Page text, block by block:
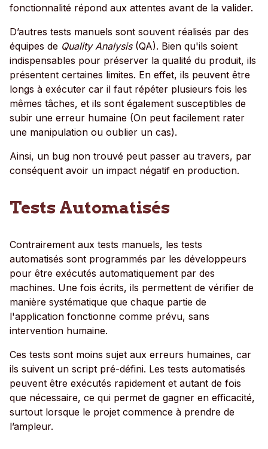
fonctionnalité répond aux attentes avant de la valider.
D’autres tests manuels sont souvent réalisés par des
équipes de Quality Analysis(QA). Bien qu'ils soient
indispensables pour préserver la qualité du produit, ils
présentent certaines limites. En effet, ils peuvent être
longs à exécuter car il faut répéter plusieurs fois les
mêmes tâches, et ils sont également susceptibles de
subir une erreur humaine (On peut facilement rater
une manipulation ou oublier un cas).
Ainsi, un bug non trouvé peut passer au travers, par
conséquent avoir un impact négatif en production.
Tests Automatisés
Contrairement aux tests manuels, les tests
automatisés sont programmés par les développeurs
pour être exécutés automatiquement par des
machines. Une fois écrits, ils permettent de vérifier de
manière systématique que chaque partie de
l'application fonctionne comme prévu, sans
intervention humaine.
Ces tests sont moins sujet aux erreurs humaines, car
ils suivent un script pré-défini. Les tests automatisés
peuvent être exécutés rapidement et autant de fois
que nécessaire, ce qui permet de gagner en efficacité,
surtout lorsque le projet commence à prendre de
l’ampleur.